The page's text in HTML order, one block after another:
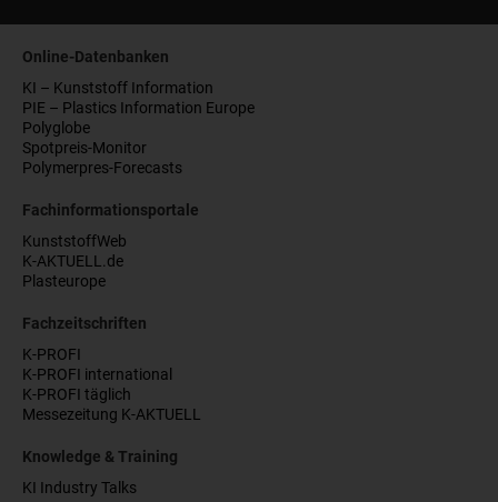
Online-Datenbanken
KI – Kunststoff Information
PIE – Plastics Information Europe
Polyglobe
Spotpreis-Monitor
Polymerpres-Forecasts
Fachinformationsportale
KunststoffWeb
K-AKTUELL.de
Plasteurope
Fachzeitschriften
K-PROFI
K-PROFI international
K-PROFI täglich
Messezeitung K-AKTUELL
Knowledge & Training
KI Industry Talks